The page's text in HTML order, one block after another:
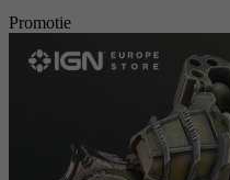
Promotie